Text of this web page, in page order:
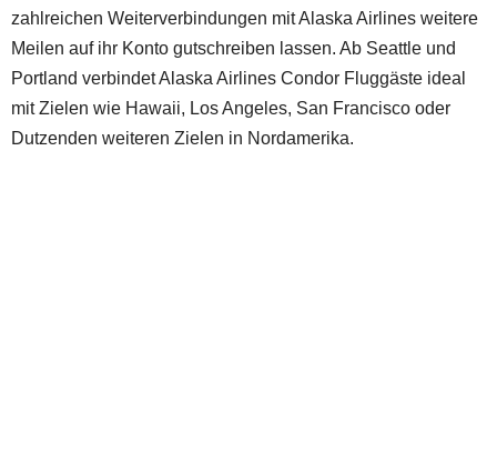
zahlreichen Weiterverbindungen mit Alaska Airlines weitere
Meilen auf ihr Konto gutschreiben lassen. Ab Seattle und
Portland verbindet Alaska Airlines Condor Fluggäste ideal
mit Zielen wie Hawaii, Los Angeles, San Francisco oder
Dutzenden weiteren Zielen in Nordamerika.